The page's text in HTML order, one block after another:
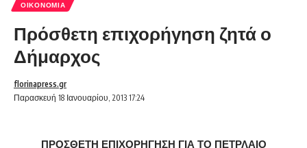
ΟΙΚΟΝΟΜΊΑ
Πρόσθετη επιχορήγηση ζητά ο
Δήμαρχος
Παρασκευή 18 Ιανουαρίου, 2013 17:24
florinapress.gr
ΠΡΟΣΘΕΤΗ ΕΠΙΧΟΡΗΓΗΣΗ ΓΙΑ ΤΟ ΠΕΤΡΛΑΙΟ